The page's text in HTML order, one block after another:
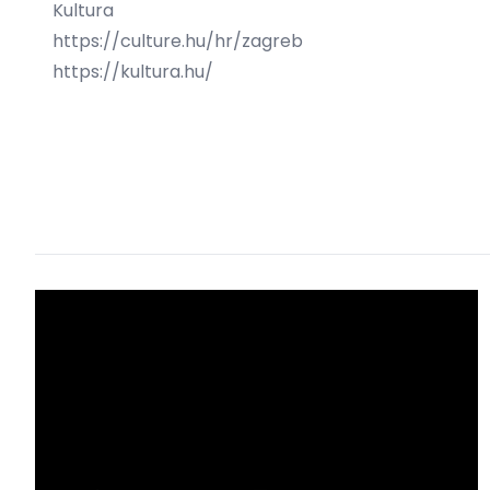
Kultura
https://culture.hu/hr/zagreb
https://kultura.hu/